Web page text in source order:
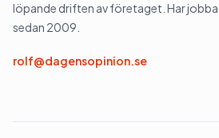
löpande driften av företaget. Har
sedan 2009.
rolf@dagensopinion.se